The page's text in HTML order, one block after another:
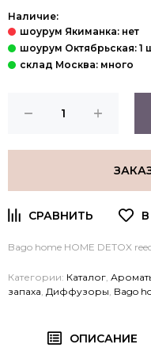
Наличие:
Bago home HOME DETOX
Категории: Каталог
запаха Диффузоры Bago
ОПИСАНИЕ